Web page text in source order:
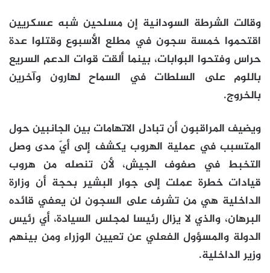
وقالت الشرطة السودانية إن مسلحين شبه عسكريين
اقتحموا خمسة سجون في مطلع الأسبوع وقتلوا عدة
حراس وفتحوا البوابات، بينما ألقت قوات الدعم السريع
باللوم على السلطات في السماح لهارون وآخرين
بالخروج.
ويضيف المراقبون أن تبادل الاتهامات بين الجانبين حول
المتسبب في عملية الهروب يكشف إلى أيّ مدى وصل
التخبط في صفوف الجيش، لأن تنصله من هروب
قيادات خطرة عملت إلى جوار البشير بحجة أن وزارة
الداخلية هي من تشرف على السجون لن يعفي قائده
البرهان، والذي لا يزال رئيسا لمجلس السيادة، أي رئيس
الدولة والمسؤول الفعلي عن تعيين الوزراء ومن بينهم
وزير الداخلية.